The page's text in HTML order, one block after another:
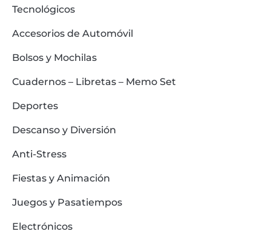
Tecnológicos
Accesorios de Automóvil
Bolsos y Mochilas
Cuadernos – Libretas – Memo Set
Deportes
Descanso y Diversión
Anti-Stress
Fiestas y Animación
Juegos y Pasatiempos
Electrónicos